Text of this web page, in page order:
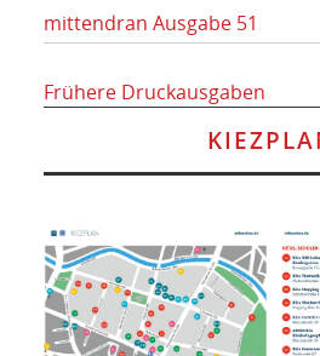
mittendran Ausgabe 51
Frühere Druckausgaben